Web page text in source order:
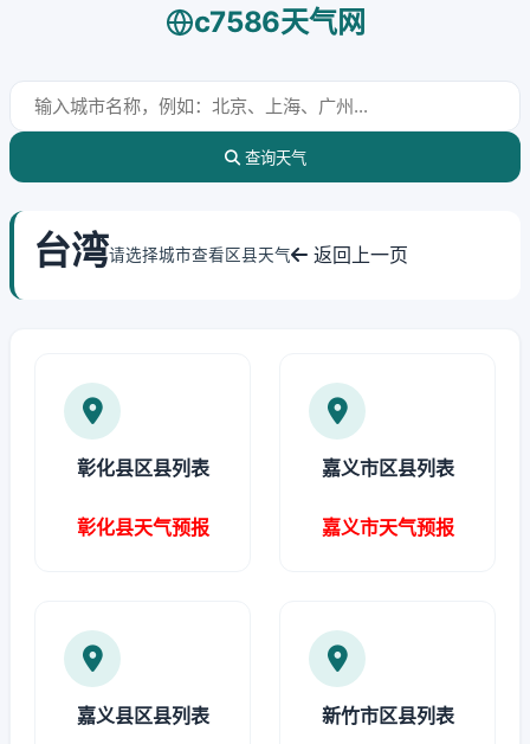
c7586天气网
查询天气
台湾请选择城市查看区县天气 返回上一页
彰化县区县列表
彰化县天气预报
嘉义市区县列表
嘉义市天气预报
嘉义县区县列表 新竹市区县列表